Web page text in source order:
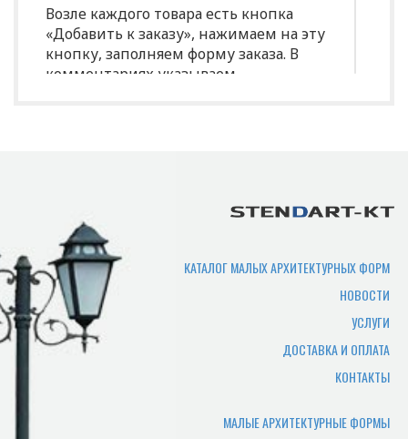
Возле каждого товара есть кнопка
«Добавить к заказу», нажимаем на эту
кнопку, заполняем форму заказа. В
комментариях указываем
Срок производства продукции зависит
от нужного количества изделий,
сложности изготовления,
загруженности производства. В
среднем составляет 7-10 рабочих дней.
Где можно самому забрать
товар?
производства, или по адресу офиса.
КАТАЛОГ МАЛЫХ АРХИТЕКТУРНЫХ ФОРМ
НОВОСТИ
УСЛУГИ
ДОСТАВКА И ОПЛАТА
КОНТАКТЫ
МАЛЫЕ АРХИТЕКТУРНЫЕ ФОРМЫ